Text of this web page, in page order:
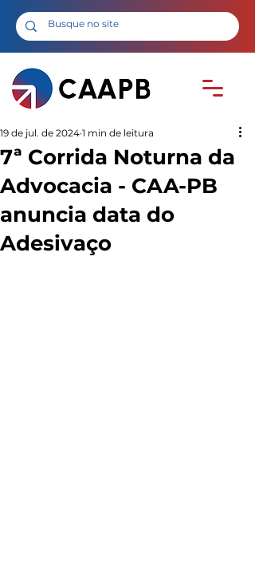
7ª Corrida Noturna da
Advocacia - CAA-PB
anuncia data do
Adesivaço
19 de jul. de 2024 1 min de leitura